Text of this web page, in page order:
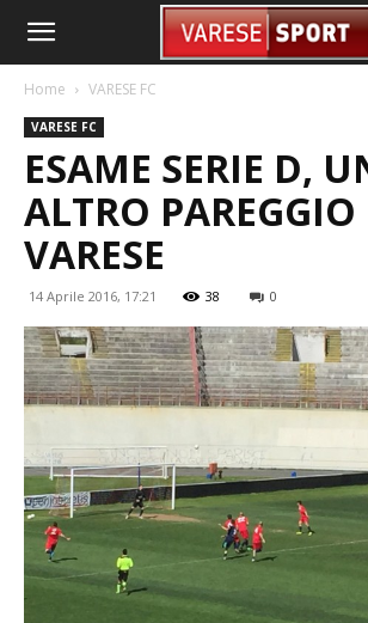
Home VARESE FC
VARESE FC
ESAME SERIE D,
ALTRO PAREGGIO
VARESE
14 Aprile 2016, 17:21 38 0